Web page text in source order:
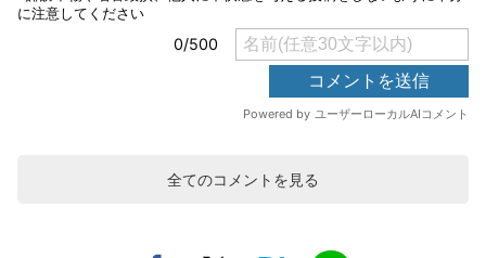
全てのコメントを見る